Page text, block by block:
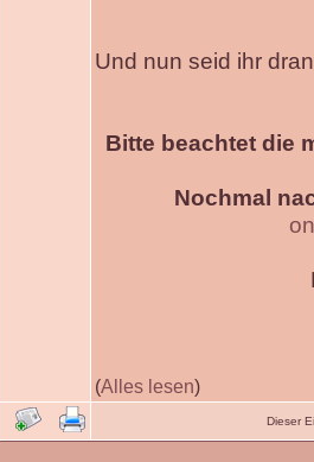
Und nun seid ihr
Bitte beachtet die
Nochmal
(Alles lesen)
Dieser